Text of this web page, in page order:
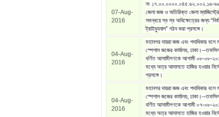
07-Aug-
2016
নং ১৭.০০.০০০০.০৪৫.৬২.০০২.১৬-
জেলা জজ ও অতিরিক্ত জেলা
সমন্বয়ে স্ব স্ব অধিক্ষেত্রের জন্য
ট্রাইব্যুনাল” গঠন করা প্রসঙ্গে।
04-Aug-
2016
মহানগর দায়রা জজ এবং পদাধিকার বলে
স্পেশাল জজের কার্যালয়, ঢাকা।--তফসিল
বর্ণিত আসামীগণকে আগামী ০৮-০৮-
মধ্যে অত্র আদালতে হাজির হওয়ার
প্রসঙ্গে।
04-Aug-
2016
মহানগর দায়রা জজ এবং পদাধিকার বলে
স্পেশাল জজের কার্যালয়, ঢাকা।--তফসিল
বর্ণিত আসামীগণকে আগামী ০৭-০৮-
মধ্যে অত্র আদালতে হাজির হওয়ার